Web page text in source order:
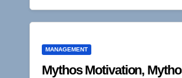
MANAGEMENT
Mythos Motivation,